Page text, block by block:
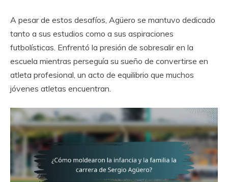
A pesar de estos desafíos, Agüero se mantuvo dedicado
tanto a sus estudios como a sus aspiraciones
futbolísticas. Enfrentó la presión de sobresalir en la
escuela mientras perseguía su sueño de convertirse en
atleta profesional, un acto de equilibrio que muchos
jóvenes atletas encuentran.